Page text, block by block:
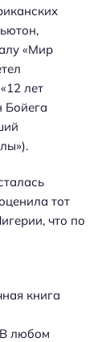
«Мир
лет
Бойега
тот
что по
книга
любом